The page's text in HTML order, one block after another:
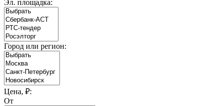
Эл. площадка:
Город или регион:
Цена, ₽:
От